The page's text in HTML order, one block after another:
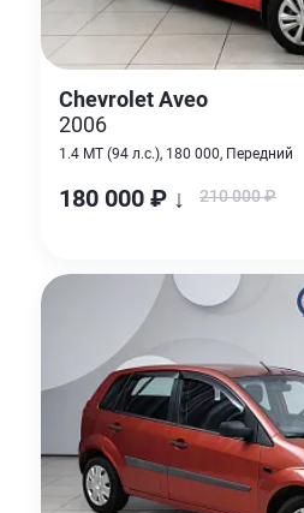
Chevrolet Aveo
2006
1.4 MT (94 л.с.), 180 000, Передний
180 000 ₽ ↓ 210 000 ₽